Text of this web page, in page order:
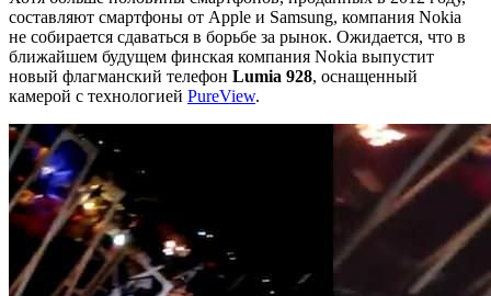
составляют смартфоны от Apple и Samsung, компания Nokia
не собирается сдаваться в борьбе за рынок. Ожидается, что в
ближайшем будущем финская компания Nokia выпустит
новый флагманский телефон Lumia 928, оснащенный
камерой с технологией PureView.